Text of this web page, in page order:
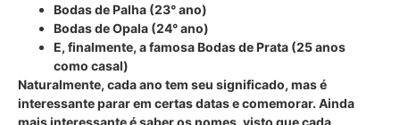
Bodas de Palha (23° ano)
Bodas de Opala (24° ano)
E, finalmente, a famosa Bodas de Prata (25 anos
como casal)
Naturalmente, cada ano tem seu significado, mas é
interessante parar em certas datas e comemorar. Ainda